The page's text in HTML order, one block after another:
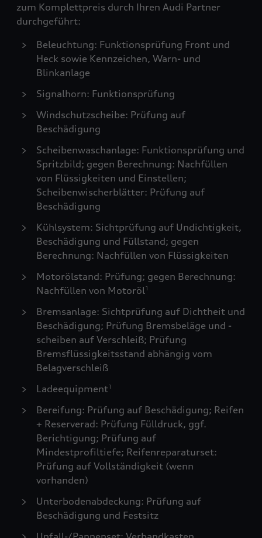
zum Komplettpreis durch Ihren Audi Partner
durchgeführt:
Beleuchtung: Funktionsprüfung Front und
Heck sowie Kennzeichen, Warn- und
Blinkanlage
Signalhorn: Funktionsprüfung
Windschutzscheibe: Prüfung auf
Beschädigung
Scheibenwaschanlage: Funktionsprüfung und
Spritzbild; gegen Berechnung: Nachfüllen
von Flüssigkeiten und Einstellen;
Scheibenwischerblätter: Prüfung auf
Beschädigung
Kühlsystem: Sichtprüfung auf Undichtigkeit,
Beschädigung und Füllstand; gegen
Berechnung: Nachfüllen von Flüssigkeiten
Motorölstand: Prüfung; gegen Berechnung:
Nachfüllen von Motoröl1
Bremsanlage: Sichtprüfung auf Dichtheit und
Beschädigung; Prüfung Bremsbeläge und -
scheiben auf Verschleiß; Prüfung
Bremsflüssigkeitsstand abhängig vom
Belagverschleiß
Ladeequipment1
Bereifung: Prüfung auf Beschädigung; Reifen
+ Reserverad: Prüfung Fülldruck, ggf.
Berichtigung; Prüfung auf
Mindestprofiltiefe; Reifenreparaturset:
Prüfung auf Vollständigkeit (wenn
vorhanden)
Unterbodenabdeckung: Prüfung auf
Beschädigung und Festsitz